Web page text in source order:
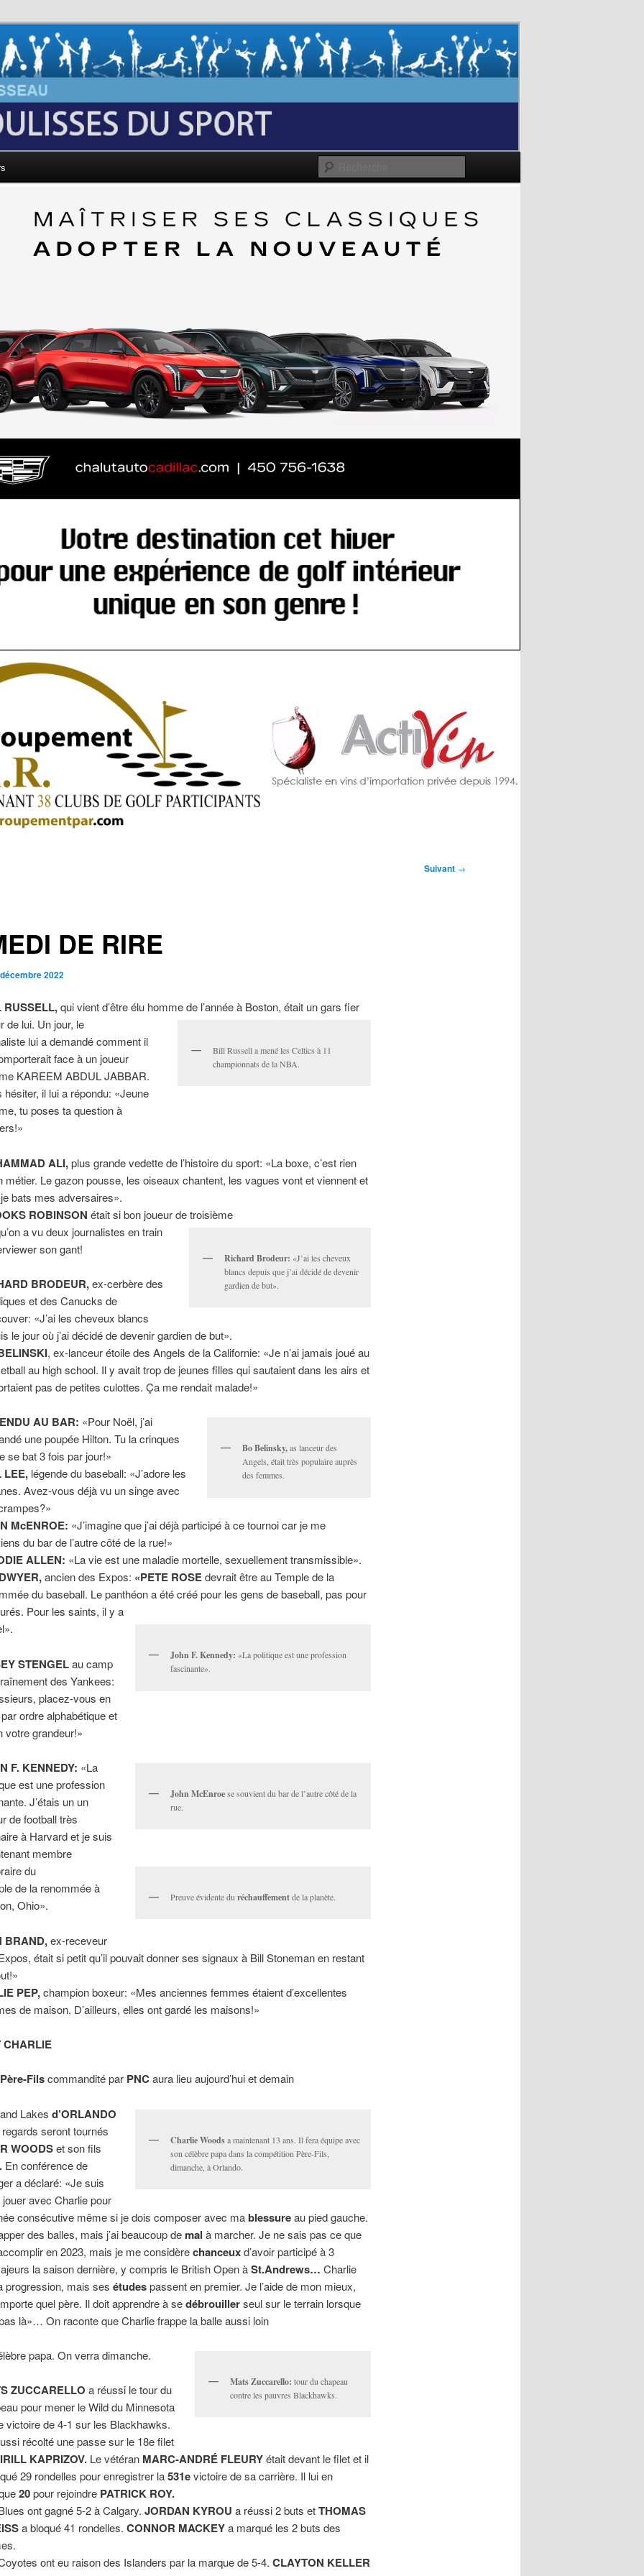
Les Coulisses du Sport
Suivant →
DE RIRE
2022
RUSSELL,qui vient d’être élu homme de l’année à Boston, était un gars fier
de lui. Un jour, le
Bill Russell a mené les Celtics à 11
championnats de la NBA.
lui a demandé comment il
face à un joueur
KAREEM ABDUL JABBAR.
hésiter, il lui a répondu: «Jeune
tu poses ta question à
ALI,plus grande vedette de l’histoire du sport: «La boxe, c’est rien
métier. Le gazon pousse, les oiseaux chantent, les vagues vont et viennent et
bats mes adversaires».
ROBINSON était si bon joueur de troisième
Richard Brodeur: «J’ai les cheveux
blancs depuis que j’ai décidé de devenir
gardien de but».
a vu deux journalistes en train
son gant!
BRODEUR,ex-cerbère des
et des Canucks de
«J’ai les cheveux blancs
le jour où j’ai décidé de devenir gardien de but».
, ex-lanceur étoile des Angels de la Californie: «Je n’ai jamais joué au
au high school. Il y avait trop de jeunes filles qui sautaient dans les airs et
pas de petites culottes. Ça me rendait malade!»
Bo Belinsky,as lanceur des
Angels, était très populaire auprès
des femmes.
AU BAR: «Pour Noël, j’ai
une poupée Hilton. Tu la crinques
se bat 3 fois par jour!»
LEE, légende du baseball: «J’adore les
Avez-vous déjà vu un singe avec
McENROE: «J’imagine que j’ai déjà participé à ce tournoi car je me
du bar de l’autre côté de la rue!»
ALLEN: «La vie est une maladie mortelle, sexuellement transmissible».
ancien des Expos: «PETE ROSEdevrait être au Temple de la
du baseball. Le panthéon a été créé pour les gens de baseball, pas pour
Pour les saints, il y a
John F. Kennedy: «La politique est une profession
fascinante».
STENGELau camp
des Yankees:
placez-vous en
ordre alphabétique et
votre grandeur!»
John McEnroese souvient du bar de l’autre côté de la
rue.
F. KENNEDY: «La
est une profession
J’étais un un
de football très
à Harvard et je suis
membre
du
Preuve évidente duréchauffementde la planète.
de la renommée à
Ohio».
BRAND,ex-receveur
était si petit qu’il pouvait donner ses signaux à Bill Stoneman en restant
PEP,champion boxeur: «Mes anciennes femmes étaient d’excellentes
de maison. D’ailleurs, elles ont gardé les maisons!»
CHARLIE
Père-Filscommandité par PNCaura lieu aujourd’hui et demain
Charlie Woodsa maintenant 13 ans. Il fera équipe avec
son célèbre papa dans la compétition Père-Fils,
dimanche, à Orlando.
Lakes d’ORLANDO
seront tournés
WOODSet son fils
En conférence de
a déclaré: «Je suis
avec Charlie pour
consécutive même si je dois composer avec mablessureau pied gauche.
des balles, mais j’ai beaucoup de mal à marcher. Je ne sais pas ce que
en 2023, mais je me considèrechanceuxd’avoir participé à 3
la saison dernière, y compris le British Open àSt.Andrews… Charlie
progression, mais ses étudespassent en premier. Je l’aide de mon mieux,
quel père. Il doit apprendre à sedébrouillerseul sur le terrain lorsque
là»… On raconte que Charlie frappe la balle aussi loin
Mats Zuccarello: tour du chapeau
contre les pauvres Blackhawks.
papa. On verra dimanche.
ZUCCARELLO a réussi le tour du
pour mener le Wild du Minnesota
victoire de 4-1 sur les Blackhawks.
récolté une passe sur le 18e filet
KAPRIZOV. Le vétéran MARC-ANDRÉ FLEURYétait devant le filet et il
29 rondelles pour enregistrer la531evictoire de sa carrière. Il lui en
20pour rejoindre PATRICK ROY.
ont gagné 5-2 à Calgary.JORDAN KYROU a réussi 2 buts etTHOMAS
a bloqué 41 rondelles.CONNOR MACKEYa marqué les 2 buts des
ont eu raison des Islanders par la marque de 5-4.CLAYTON KELLER